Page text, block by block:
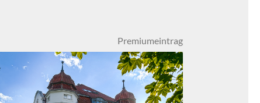
Premiumeintrag